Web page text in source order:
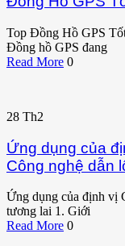
Top Đồng Hồ GPS
Đồng hồ GPS đang
Read More 0
28 Th2
Ứng dụng của
Công nghệ dẫn
Ứng dụng của định vị
tương lai 1. Giới
Read More 0